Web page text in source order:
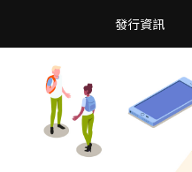
主
發行資訊